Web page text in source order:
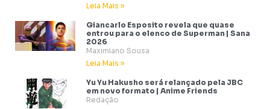
Leia Mais »
Giancarlo Esposito revela que quase
entrou para o elenco de Superman | Sana
2026
Maximiano Sousa
Leia Mais »
Yu Yu Hakusho será relançado pela JBC
em novo formato | Anime Friends
Redação